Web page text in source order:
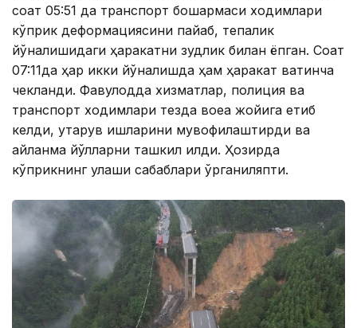
соат 05:51 да транспорт бошқармаси ходимлари
кўприк деформациясини пайқаб, тепалик
йўналишидаги ҳаракатни зудлик билан ёпган. Соат
07:11да ҳар икки йўналишда ҳам ҳаракат вақтинча
чекланди. Фавқулодда хизматлар, полиция ва
транспорт ходимлари тезда воқеа жойига етиб
келди, қутқарув ишларини мувофиқлаштирди ва
айланма йўлларни ташкил қилди. Ҳозирда
кўприкнинг қулаши сабаблари ўрганиляпти.